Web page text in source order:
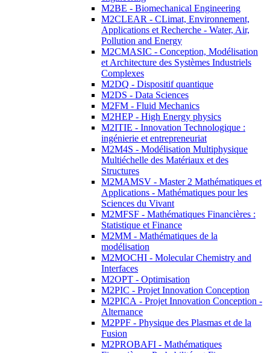
M2BE - Biomechanical Engineering
M2CLEAR - CLimat, Environnement,
Applications et Recherche - Water, Air,
Pollution and Energy
M2CMASIC - Conception, Modélisation
et Architecture des Systèmes Industriels
Complexes
M2DQ - Dispositif quantique
M2DS - Data Sciences
M2FM - Fluid Mechanics
M2HEP - High Energy physics
M2ITIE - Innovation Technologique :
ingénierie et entrepreneuriat
M2M4S - Modélisation Multiphysique
Multiéchelle des Matériaux et des
Structures
M2MAMSV - Master 2 Mathématiques et
Applications - Mathématiques pour les
Sciences du Vivant
M2MFSF - Mathématiques Financières :
Statistique et Finance
M2MM - Mathématiques de la
modélisation
M2MOCHI - Molecular Chemistry and
Interfaces
M2OPT - Optimisation
M2PIC - Projet Innovation Conception
M2PICA - Projet Innovation Conception -
Alternance
M2PPF - Physique des Plasmas et de la
Fusion
M2PROBAFI - Mathématiques